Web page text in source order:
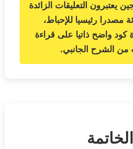
يعتبرون التعليقات الزائدة
مصدرا رئيسيا للإحباط،
كود واضح ذاتيا على قراءة
الشرح الجانبي.
الخاتمة